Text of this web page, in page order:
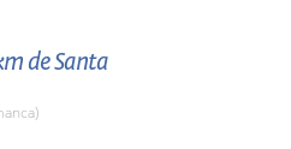
de Santa